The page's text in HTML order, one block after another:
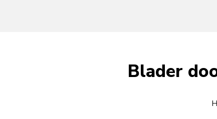
Blader